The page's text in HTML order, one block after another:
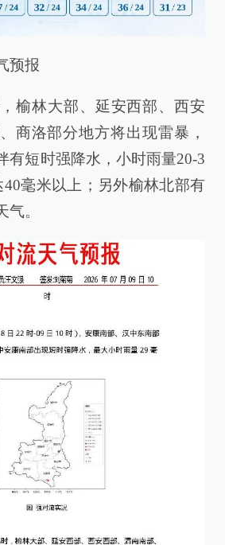
预报
榆林大部、延安西部、西安
商洛部分地方将出现雷暴，
有短时强降水，小时雨量20-3
毫米以上；另外榆林北部有
。